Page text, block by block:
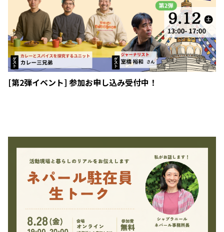
[第2弾イベント] 参加お申し込み受付中！